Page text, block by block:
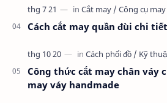
Cách cắt may quần đùi chi
Công thức cắt may chân váy
may váy handmade